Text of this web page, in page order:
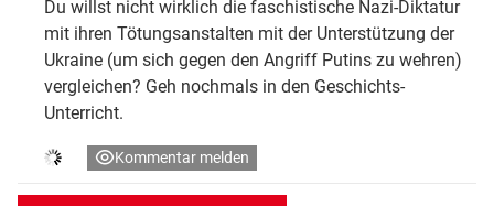
Du willst nicht wirklich die faschistische Nazi-Diktatur
mit ihren Tötungsanstalten mit der Unterstützung der
Ukraine (um sich gegen den Angriff Putins zu wehren)
vergleichen? Geh nochmals in den Geschichts-
Unterricht.
Kommentar melden